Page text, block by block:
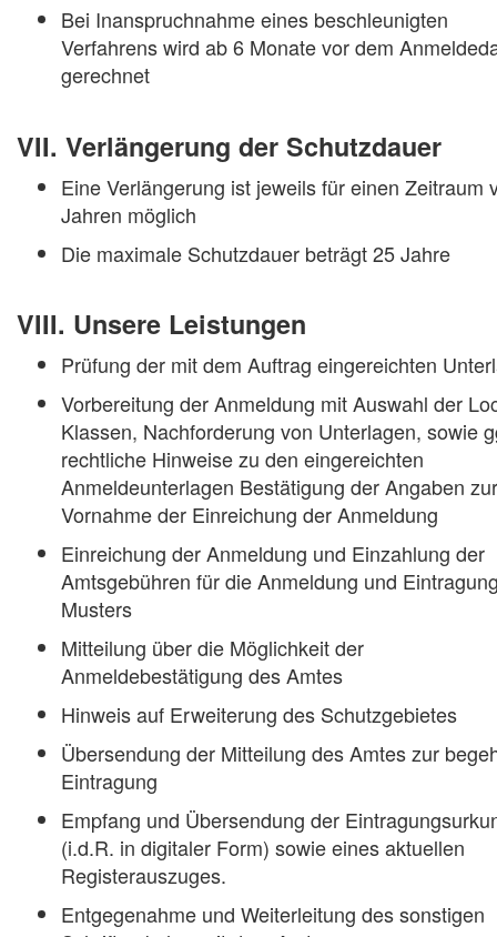
Bei Inanspruchnahme eines beschleunigten
Verfahrens wird ab 6 Monate vor dem
gerechnet
VII. Verlängerung der Schutzdauer
Eine Verlängerung ist jeweils für einen Zeitraum
Jahren möglich
Die maximale Schutzdauer beträgt 25 Jahre
VIII. Unsere Leistungen
Prüfung der mit dem Auftrag eingereichten
Vorbereitung der Anmeldung mit Auswahl der
Klassen, Nachforderung von Unterlagen, sowie
rechtliche Hinweise zu den eingereichten
Anmeldeunterlagen Bestätigung der Angaben zur
Vornahme der Einreichung der Anmeldung
Einreichung der Anmeldung und Einzahlung der
Amtsgebühren für die Anmeldung und
Musters
Mitteilung über die Möglichkeit der
Anmeldebestätigung des Amtes
Hinweis auf Erweiterung des Schutzgebietes
Übersendung der Mitteilung des Amtes zur
Eintragung
Empfang und Übersendung der
(i.d.R. in digitaler Form) sowie eines aktuellen
Registerauszuges.
Entgegenahme und Weiterleitung des sonstigen